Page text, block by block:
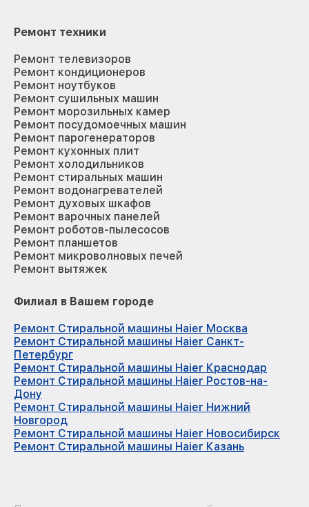
Ремонт техники
Ремонт телевизоров
Ремонт кондиционеров
Ремонт ноутбуков
Ремонт сушильных машин
Ремонт морозильных камер
Ремонт посудомоечных машин
Ремонт парогенераторов
Ремонт кухонных плит
Ремонт холодильников
Ремонт стиральных машин
Ремонт водонагревателей
Ремонт духовых шкафов
Ремонт варочных панелей
Ремонт роботов-пылесосов
Ремонт планшетов
Ремонт микроволновых печей
Ремонт вытяжек
Филиал в Вашем городе
Ремонт Стиральной машины Haier Москва
Ремонт Стиральной машины Haier Санкт-
Петербург
Ремонт Стиральной машины Haier Краснодар
Ремонт Стиральной машины Haier Ростов-на-
Дону
Ремонт Стиральной машины Haier Нижний
Новгород
Ремонт Стиральной машины Haier Новосибирск
Ремонт Стиральной машины Haier Казань